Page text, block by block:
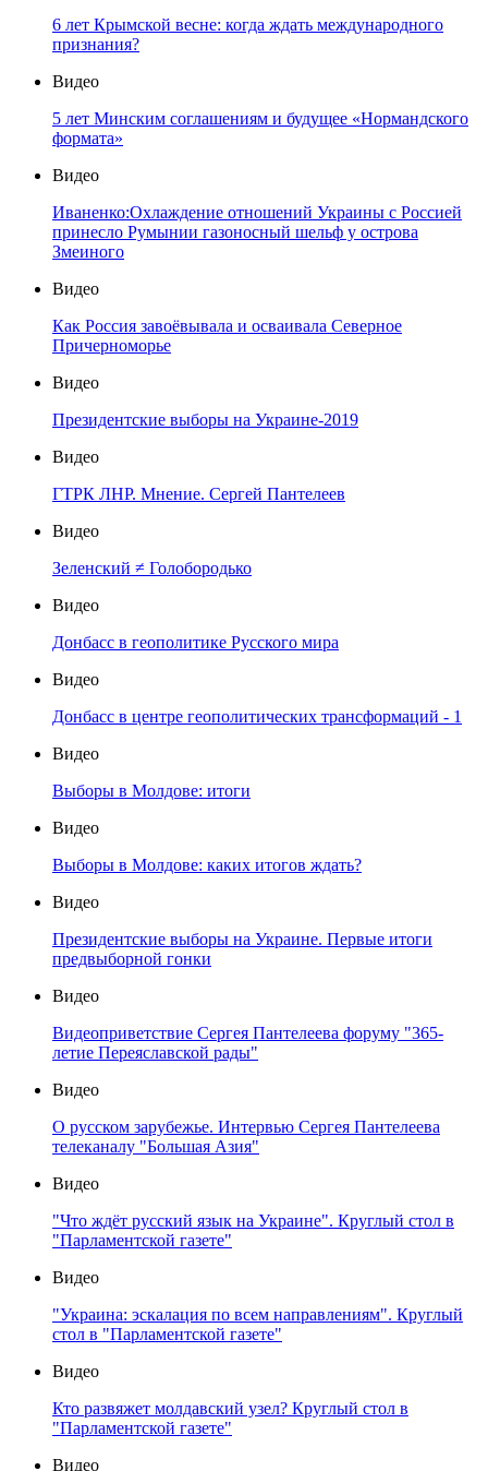
6 лет Крымской весне: когда ждать международного
признания?
Видео
5 лет Минским соглашениям и будущее «Нормандского
формата»
Видео
Иваненко:Охлаждение отношений Украины с Россией
принесло Румынии газоносный шельф у острова
Змеиного
Видео
Как Россия завоёвывала и осваивала Северное
Причерноморье
Видео
Президентские выборы на Украине-2019
Видео
ГТРК ЛНР. Мнение. Сергей Пантелеев
Видео
Зеленский ≠ Голобородько
Видео
Донбасс в геополитике Русского мира
Видео
Донбасс в центре геополитических трансформаций - 1
Видео
Выборы в Молдове: итоги
Видео
Выборы в Молдове: каких итогов ждать?
Видео
Президентские выборы на Украине. Первые итоги
предвыборной гонки
Видео
Видеоприветствие Сергея Пантелеева форуму "365-
летие Переяславской рады"
Видео
О русском зарубежье. Интервью Сергея Пантелеева
телеканалу "Большая Азия"
Видео
"Что ждёт русский язык на Украине". Круглый стол в
"Парламентской газете"
Видео
"Украина: эскалация по всем направлениям". Круглый
стол в "Парламентской газете"
Видео
Кто развяжет молдавский узел? Круглый стол в
"Парламентской газете"
Видео